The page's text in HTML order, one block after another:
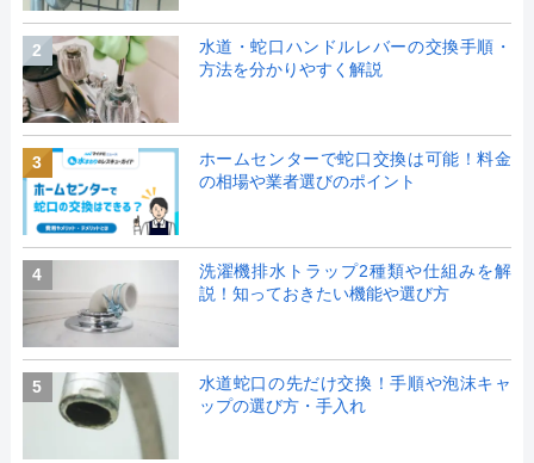
2
水道・蛇口ハンドルレバーの交換手順・
方法を分かりやすく解説
3
ホームセンターで蛇口交換は可能！料金
の相場や業者選びのポイント
4
洗濯機排水トラップ2種類や仕組みを解
説！知っておきたい機能や選び方
5
水道蛇口の先だけ交換！手順や泡沫キャ
ップの選び方・手入れ